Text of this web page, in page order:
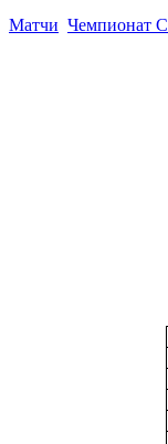
Матчи Чемпионат